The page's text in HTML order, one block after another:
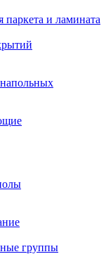
паркета и ламината
группы